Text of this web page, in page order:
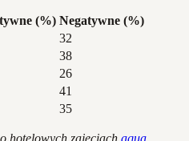
(%) Negatywne (%)
32
38
26
41
35
hotelowych zajęciach aqua